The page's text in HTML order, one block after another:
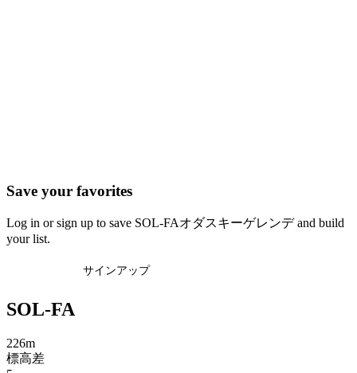
Save your favorites
Log in or sign up to save SOL-FAオダスキーゲレンデ and build
your list.
サインアップ
SOL-FA
226m
標高差